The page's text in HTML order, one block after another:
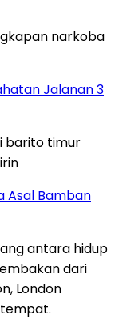
Jalanan 3
Asal Bamban